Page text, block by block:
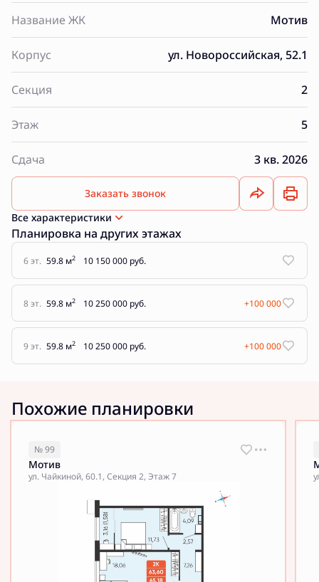
Название ЖК Мотив
Корпус ул. Новороссийская, 52.1
Секция 2
Этаж 5
Сдача 3 кв. 2026
Заказать звонок
Все характеристики
Планировка на других этажах
6 эт. 59.8 м2 10 150 000 руб.
8 эт. 59.8 м2 10 250 000 руб. +100 000
9 эт. 59.8 м2 10 250 000 руб. +100 000
Похожие планировки
№ 99
Мотив
ул. Чайкиной, 60.1, Секция 2, Этаж 7